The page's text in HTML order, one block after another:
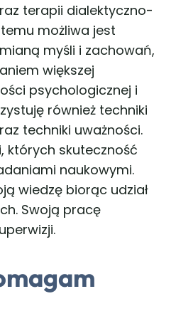
terapii dialektyczno-
możliwa jest
myśli i zachowań,
większej
psychologicznej i
również techniki
techniki uważności.
których skuteczność
naukowymi.
wiedzę biorąc udział
Swoją pracę